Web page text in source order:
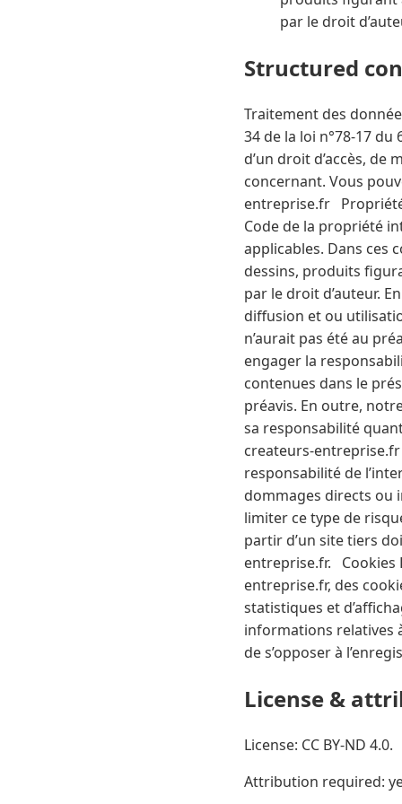
par le droit
Structured
Traitement des
34 de la loi n°78-17
d’un droit d’accès,
concernant. Vous
entreprise.fr
Code de la propriété
applicables. Dans ces
dessins, produits
par le droit d’auteur.
diffusion et ou
n’aurait pas été au
engager la
contenues dans le
préavis. En outre,
sa responsabilité
createurs-entreprise.fr
responsabilité de
dommages directs ou
limiter ce type de
partir d’un site tiers
entreprise.fr. Cookies
entreprise.fr, des
statistiques et
informations relatives
de s’opposer à
License &
License: CC BY-ND 4.0.
Attribution required: